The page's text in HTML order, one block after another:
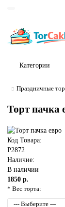
Категории
Праздничные
Торт пачка
Код Товара:
P2872
Наличие:
В наличии
1850 р.
* Вес торта: